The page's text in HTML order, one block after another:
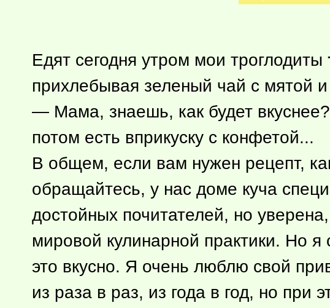
Едят сегодня утром мои троглодиты
прихлебывая зеленый чай с мятой
— Мама, знаешь, как будет
потом есть вприкуску с конфетой...
В общем, если вам нужен рецепт,
обращайтесь, у нас доме куча
достойных почитателей, но
мировой кулинарной практики. Но я
это вкусно. Я очень люблю свой
из раза в раз, из года в год, но при